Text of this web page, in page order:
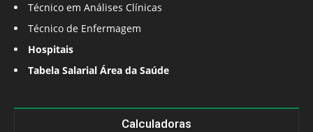
Técnico em Análises Clínicas
Técnico de Enfermagem
Hospitais
Tabela Salarial Área da Saúde
Calculadoras